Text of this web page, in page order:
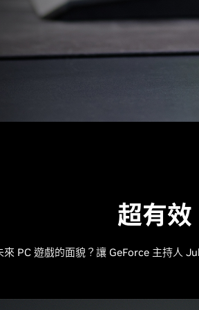
超有效
來 PC 遊戲的面貌？讓 GeForce 主持人